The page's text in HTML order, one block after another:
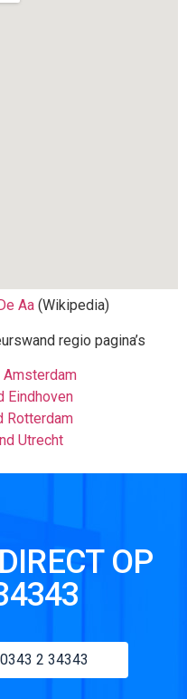
Aa (Wikipedia)
regio pagina’s
Amsterdam
Eindhoven
Rotterdam
Utrecht
OP
2 34343